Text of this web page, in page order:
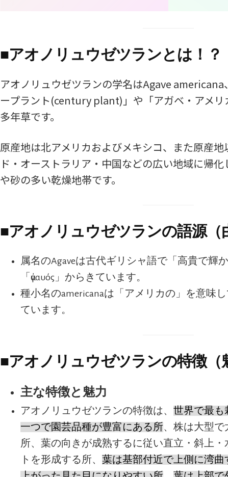
■アオノリュウゼツランとは！？
アオノリュウゼツランの学名はAgave americana
ープラント(century plant)」や「アガベ・アメリ
多年草です。
原産地は北アメリカおよびメキシコ、また原産
ド・オーストラリア・中国などの広い地域に帰
や砂の多い乾燥地帯です。
■アオノリュウゼツランの語源（
属名のAgaveは古代ギリシャ語で「高貴で輝
「ἀγαυός」からきています。
種小名のamericanaは「アメリカの」を意味
ています。
■アオノリュウゼツランの特徴（
主な特徴と魅力
アオノリュウゼツランの特徴は、 世界で最も
一つで園芸品種が豊富にある所、株は大型で
所、葉の向きが成熟するに従い直立・斜上
トを形成する所、 葉は基部付近で上側に湾